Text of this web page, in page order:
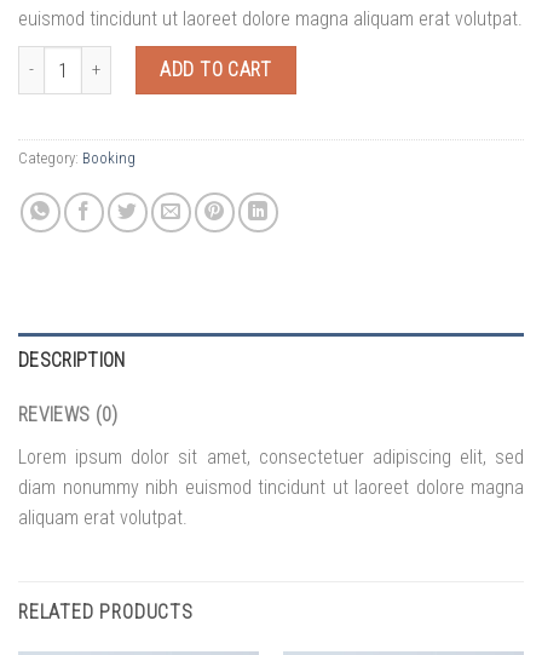
euismod tincidunt ut laoreet dolore magna aliquam erat volutpat.
Weekend in San Fransico quantity
ADD TO CART
Category: Booking
DESCRIPTION
REVIEWS (0)
Lorem ipsum dolor sit amet, consectetuer adipiscing elit, sed
diam nonummy nibh euismod tincidunt ut laoreet dolore magna
aliquam erat volutpat.
RELATED PRODUCTS